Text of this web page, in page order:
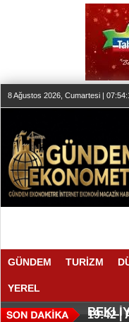
8 Ağustos 2026, Cumartesi |
GÜNDEM TURİZM
YEREL
20:00 |
19:58 |
19:42 |